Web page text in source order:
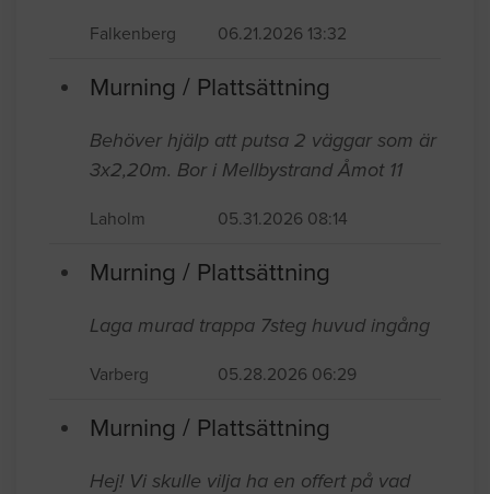
Falkenberg 06.21.2026 13:32
Murning / Plattsättning
Behöver hjälp att putsa 2 väggar som är
3x2,20m. Bor i Mellbystrand Åmot 11
Laholm 05.31.2026 08:14
Murning / Plattsättning
Laga murad trappa 7steg huvud ingång
Varberg 05.28.2026 06:29
Murning / Plattsättning
Hej! Vi skulle vilja ha en offert på vad